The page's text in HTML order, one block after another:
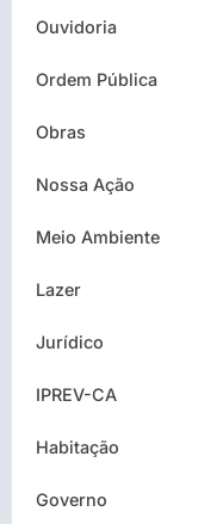
Ouvidoria
Ordem Pública
Obras
Nossa Ação
Meio Ambiente
Lazer
Jurídico
IPREV-CA
Habitação
Governo